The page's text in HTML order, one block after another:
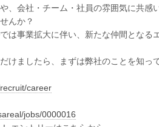
、会社・チーム・社員の雰囲気に共感
んか？
は事業拡大に伴い、新たな仲間となる
けましたら、まずは弊社のことを知っ
career
jobs/0000016